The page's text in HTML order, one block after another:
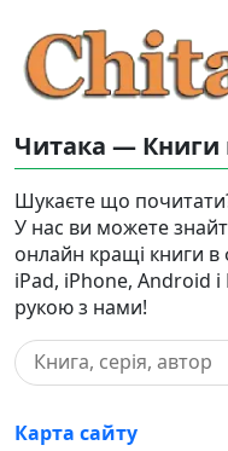
Читака —
Шукаєте що
У нас ви можете
онлайн кращі книги
iPad, iPhone, Android і
рукою з нами!
Карта сайту